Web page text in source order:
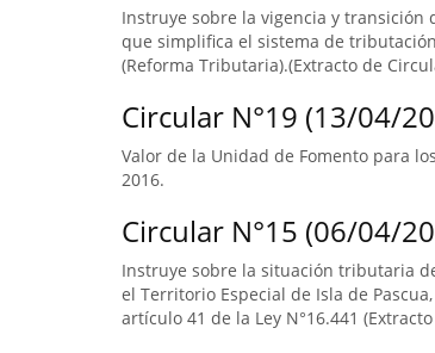
Instruye sobre la vigencia y transición
que simplifica el sistema de
(Reforma Tributaria).(Extracto de
Circular N°19 (13/04/
Valor de la Unidad de Fomento para
2016.
Circular N°15 (06/04/
Instruye sobre la situación tributaria
el Territorio Especial de Isla de
artículo 41 de la Ley N°16.441